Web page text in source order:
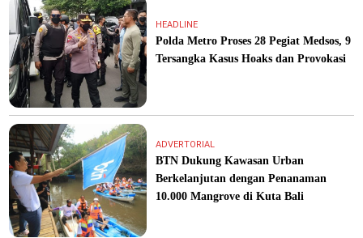
HEADLINE
Polda Metro Proses 28 Pegiat Medsos, 9
Tersangka Kasus Hoaks dan Provokasi
ADVERTORIAL
BTN Dukung Kawasan Urban
Berkelanjutan dengan Penanaman
10.000 Mangrove di Kuta Bali